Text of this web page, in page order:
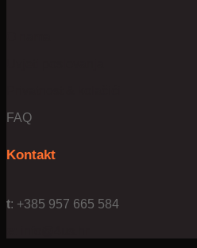
FAQ
Kontakt
t: +385 957 665 584